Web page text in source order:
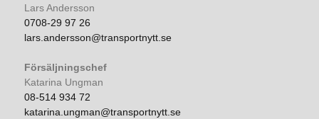
Lars Andersson
0708-29 97 26
lars.andersson@transportnytt.se
Försäljningschef
Katarina Ungman
08-514 934 72
katarina.ungman@transportnytt.se